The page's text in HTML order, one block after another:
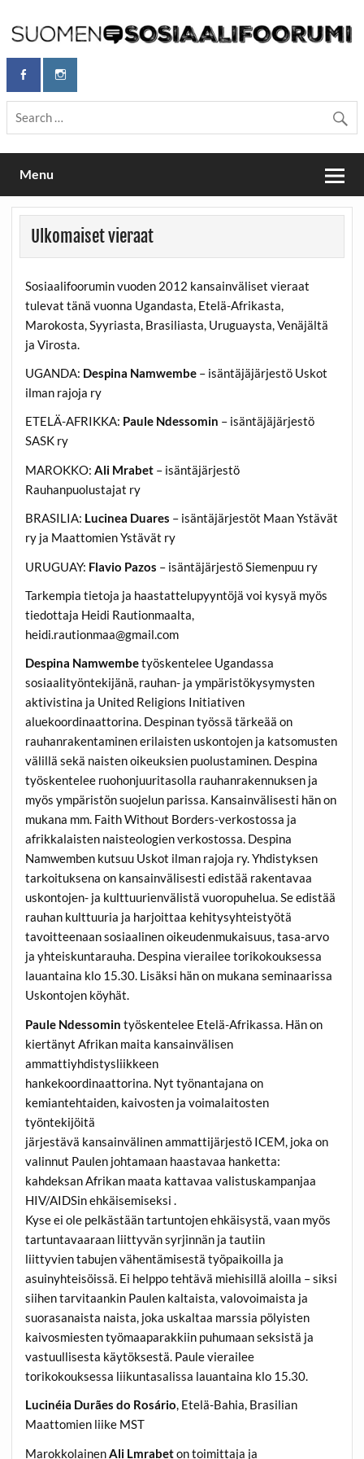
content
Maailmanparannuspäivät / Suomen
Sosiaalifoorumi
Maailmanparannuspäivät Lapinlahden Lähteellä, Helsingissä
26.–27.9.2026
Menu
Ulkomaiset vieraat
Sosiaalifoorumin vuoden 2012 kansainväliset vieraat
tulevat tänä vuonna Ugandasta, Etelä-Afrikasta,
Marokosta, Syyriasta, Brasiliasta, Uruguaysta, Venäjältä
ja Virosta.
UGANDA: Despina Namwembe – isäntäjäjärjestö Uskot
ilman rajoja ry
ETELÄ-AFRIKKA: Paule Ndessomin – isäntäjäjärjestö
SASK ry
MAROKKO:Ali Mrabet – isäntäjärjestö
Rauhanpuolustajat ry
BRASILIA: Lucinea Duares – isäntäjärjestöt Maan Ystävät
ry ja Maattomien Ystävät ry
URUGUAY: Flavio Pazos – isäntäjärjestö Siemenpuu ry
Tarkempia tietoja ja haastattelupyyntöjä voi kysyä myös
tiedottaja Heidi Rautionmaalta,
heidi.rautionmaa@gmail.com
Despina Namwembetyöskentelee Ugandassa
sosiaalityöntekijänä, rauhan- ja ympäristökysymysten
aktivistina ja United Religions Initiativen
aluekoordinaattorina. Despinan työssä tärkeää on
rauhanrakentaminen erilaisten uskontojen ja katsomusten
välillä sekä naisten oikeuksien puolustaminen. Despina
työskentelee ruohonjuuritasolla rauhanrakennuksen ja
myös ympäristön suojelun parissa. Kansainvälisesti hän on
mukana mm. Faith Without Borders-verkostossa ja
afrikkalaisten naisteologien verkostossa. Despina
Namwemben kutsuu Uskot ilman rajoja ry. Yhdistyksen
tarkoituksena on kansainvälisesti edistää rakentavaa
uskontojen- ja kulttuurienvälistä vuoropuhelua. Se edistää
rauhan kulttuuria ja harjoittaa kehitysyhteistyötä
tavoitteenaan sosiaalinen oikeudenmukaisuus, tasa-arvo
ja yhteiskuntarauha. Despina vierailee torikokouksessa
lauantaina klo 15.30. Lisäksi hän on mukana seminaarissa
Uskontojen köyhät.
Paule Ndessomin työskentelee Etelä-Afrikassa. Hän on
kiertänyt Afrikan maita kansainvälisen
ammattiyhdistysliikkeen
hankekoordinaattorina. Nyt työnantajana on
kemiantehtaiden, kaivosten ja voimalaitosten
työntekijöitä
järjestävä kansainvälinen ammattijärjestö ICEM, joka on
valinnut Paulen johtamaan haastavaa hanketta:
kahdeksan Afrikan maata kattavaa valistuskampanjaa
HIV/AIDSin ehkäisemiseksi .
Kyse ei ole pelkästään tartuntojen ehkäisystä, vaan myös
tartuntavaaraan liittyvän syrjinnän ja tautiin
liittyvien tabujen vähentämisestä työpaikoilla ja
asuinyhteisöissä. Ei helppo tehtävä miehisillä aloilla – siksi
siihen tarvitaankin Paulen kaltaista, valovoimaista ja
suorasanaista naista, joka uskaltaa marssia pölyisten
kaivosmiesten työmaaparakkiin puhumaan seksistä ja
vastuullisesta käytöksestä. Paule vierailee
torikokouksessa liikuntasalissa lauantaina klo 15.30.
Lucinéia Durães do Rosário, Etelä-Bahia, Brasilian
Maattomien liike MST
Marokkolainen Ali Lmrabeton toimittaja ja